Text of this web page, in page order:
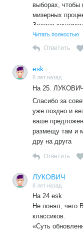
выборах, чтобы
мизерных
Задача
финансовая,
партии. Все
приходится
членские
функционеров
https://forum-
Читать полностью
Ответить
esk
8 лет назад
На 25.
Спасибо за
уже поздно и
ваше
размещу там и
дру на друга
Ответить
ЛУКОВИЧ
8 лет назад
На 24 esk
Не понял, чего
классиков.
«Суть